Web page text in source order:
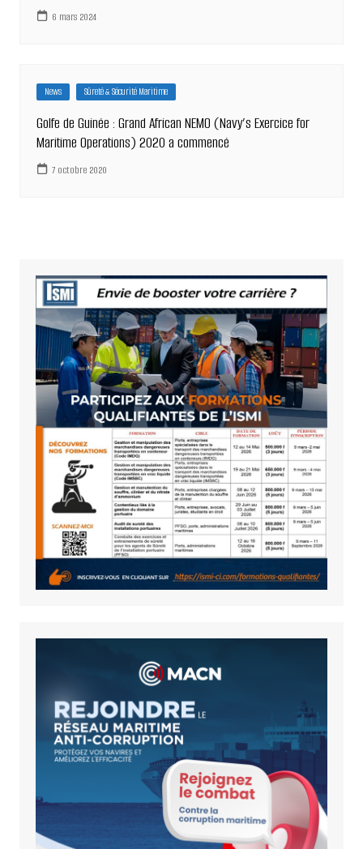
6 mars 2024
News Sûreté & Sécurité Maritime
Golfe de Guinée : Grand African NEMO (Navy’s Exercice for
Maritime Operations) 2020 a commencé
7 octobre 2020